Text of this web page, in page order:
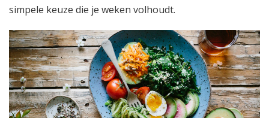
simpele keuze die je weken volhoudt.